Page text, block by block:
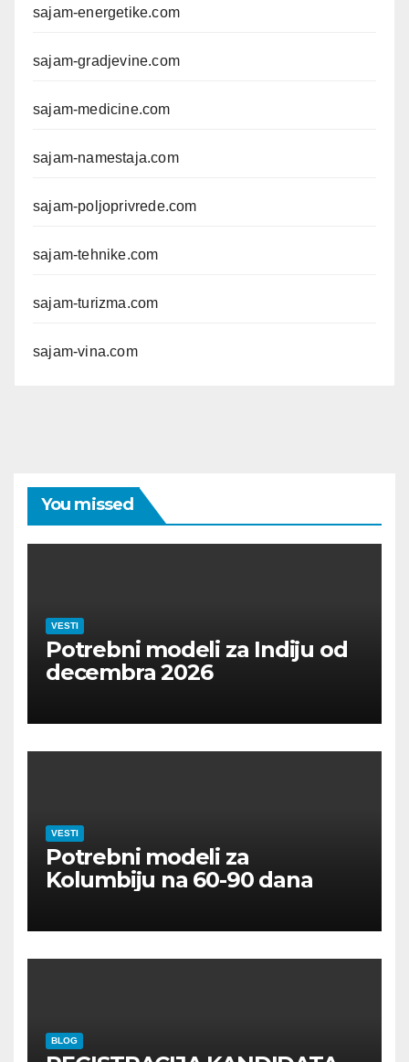
sajam-energetike.com
sajam-gradjevine.com
sajam-medicine.com
sajam-namestaja.com
sajam-poljoprivrede.com
sajam-tehnike.com
sajam-turizma.com
sajam-vina.com
You missed
VESTI
Potrebni modeli za Indiju od
decembra 2026
VESTI
Potrebni modeli za
Kolumbiju na 60-90 dana
BLOG